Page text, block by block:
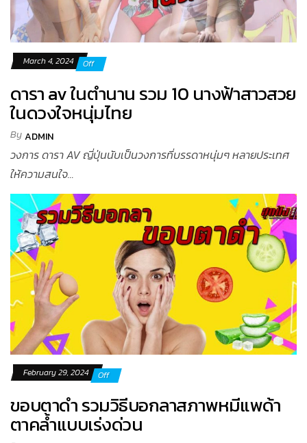
March 4, 2024 Off
ดารา av ในตำนาน รวม 10 นางฟ้าสาวสวย
ในดวงใจหนุ่มไทย
ByADMIN
วงการ ดารา AV ญี่ปุ่นนับเป็นวงการที่บรรดาหนุ่มๆ หลายประเทศ
ให้ความสนใจ...
February 29, 2024 Off
ขอบตาดำ รวมวิธีบอกลาสภาพหมีแพด้า
ตาคล้ำแบบเร่งด่วน